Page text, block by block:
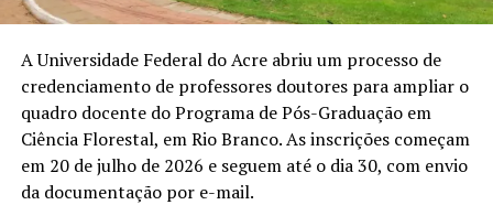
A Universidade Federal do Acre abriu um processo de
credenciamento de professores doutores para ampliar o
quadro docente do Programa de Pós-Graduação em
Ciência Florestal, em Rio Branco. As inscrições começam
em 20 de julho de 2026 e seguem até o dia 30, com envio
da documentação por e-mail.